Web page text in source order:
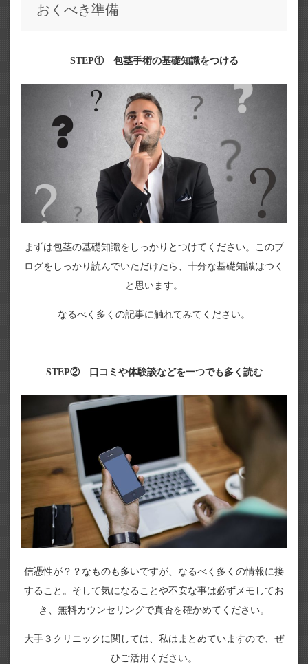
おくべき準備
STEP① 包茎手術の基礎知識をつける
まずは包茎の基礎知識をしっかりとつけてください。このブ
ログをしっかり読んでいただけたら、十分な基礎知識はつく
と思います。
なるべく多くの記事に触れてみてください。
STEP② 口コミや体験談などを一つでも多く読む
信憑性が？？なものも多いですが、なるべく多くの情報に接
すること。そして気になることや不安な事は必ずメモしてお
き、無料カウンセリングで真否を確かめてください。
大手３クリニックに関しては、私はまとめていますので、ぜ
ひご活用ください。